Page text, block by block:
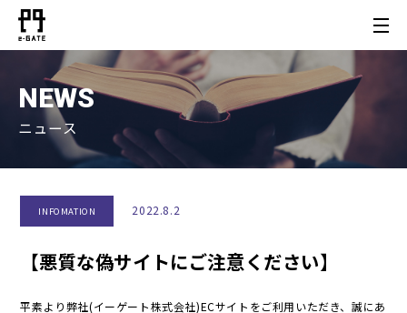
NEWS
ニュース
INFOMATION 2022.8.2
【悪質な偽サイトにご注意ください】
平素より弊社(イーゲート株式会社)ECサイトをご利用いただき、誠にあ